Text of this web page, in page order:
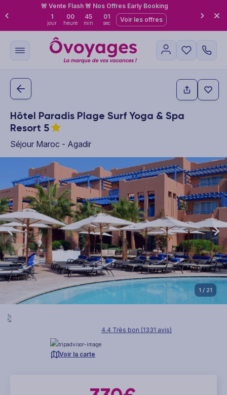
🚨 Vente Flash 🚨 Nos Offres Early Booking
1
jour
00
heure
45
min
00
sec Voir les offres
Hôtel Paradis Plage Surf Yoga & Spa
Resort 5
Séjour Maroc - Agadir
This carousel shows one large product image at a time. Use the
1 / 21
4.4 Très bon (1331 avis)
Voir la carte